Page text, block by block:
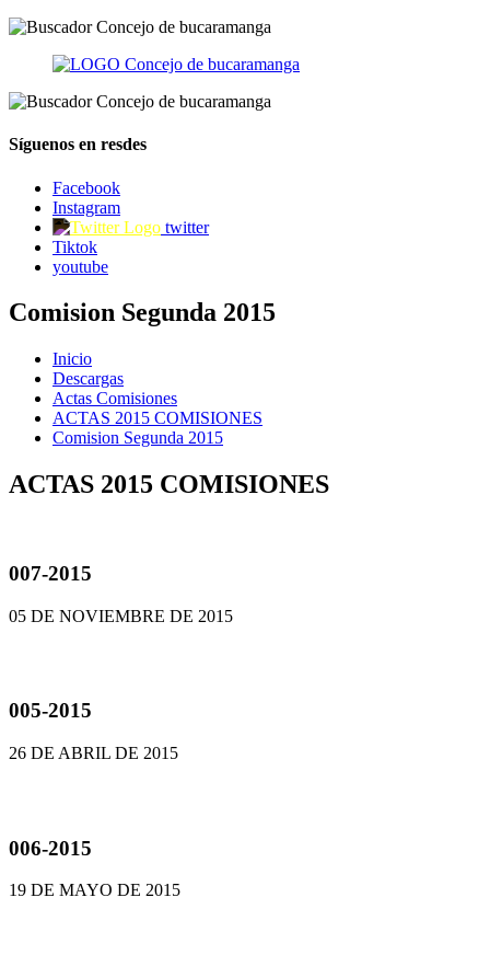
Síguenos en resdes
Facebook
Instagram
twitter
Tiktok
youtube
Comision Segunda 2015
Inicio
Descargas
Actas Comisiones
ACTAS 2015 COMISIONES
Comision Segunda 2015
ACTAS 2015 COMISIONES
007-2015
05 DE NOVIEMBRE DE 2015
005-2015
26 DE ABRIL DE 2015
006-2015
19 DE MAYO DE 2015